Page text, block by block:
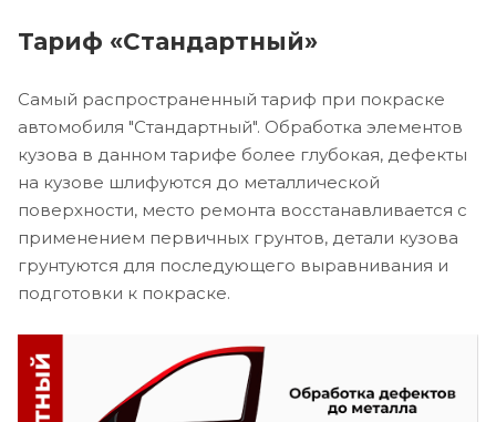
Тариф «Стандартный»
Самый распространенный тариф при покраске
автомобиля "Стандартный". Обработка элементов
кузова в данном тарифе более глубокая, дефекты
на кузове шлифуются до металлической
поверхности, место ремонта восстанавливается с
применением первичных грунтов, детали кузова
грунтуются для последующего выравнивания и
подготовки к покраске.